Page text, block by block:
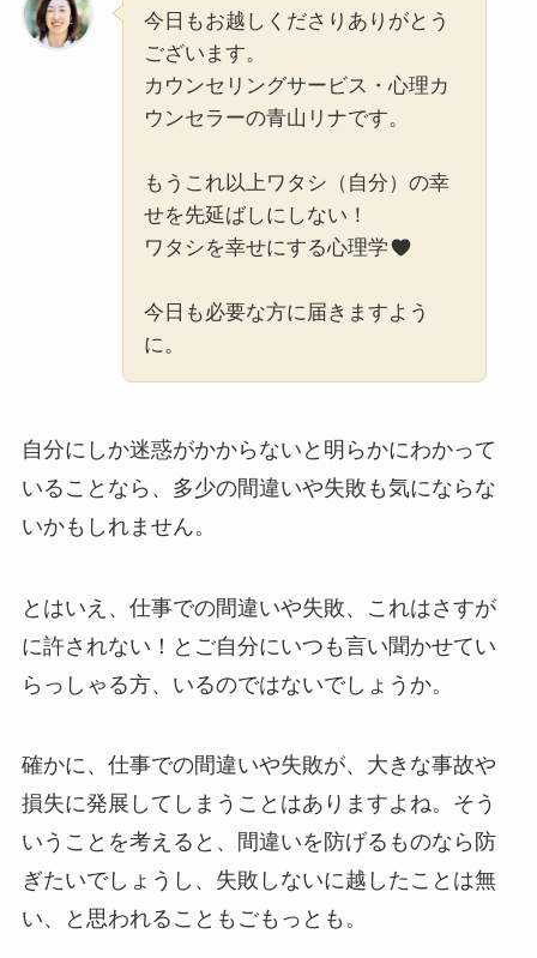
今日もお越しくださりありがとう
ございます。
カウンセリングサービス・心理カ
ウンセラーの青山リナです。
もうこれ以上ワタシ（自分）の幸
せを先延ばしにしない！
ワタシを幸せにする心理学
今日も必要な方に届きますよう
に。
自分にしか迷惑がかからないと明らかにわかって
いることなら、多少の間違いや失敗も気にならな
いかもしれません。
とはいえ、仕事での間違いや失敗、これはさすが
に許されない！とご自分にいつも言い聞かせてい
らっしゃる方、いるのではないでしょうか。
確かに、仕事での間違いや失敗が、大きな事故や
損失に発展してしまうことはありますよね。そう
いうことを考えると、間違いを防げるものなら防
ぎたいでしょうし、失敗しないに越したことは無
い、と思われることもごもっとも。